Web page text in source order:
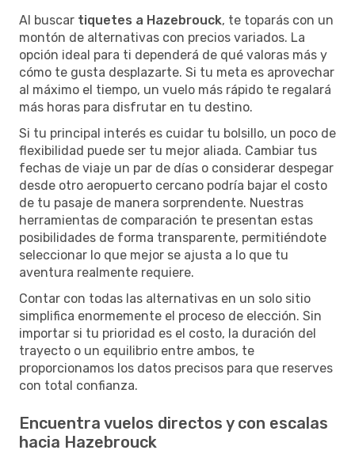
Al buscar tiquetes a Hazebrouck, te toparás con un
montón de alternativas con precios variados. La
opción ideal para ti dependerá de qué valoras más y
cómo te gusta desplazarte. Si tu meta es aprovechar
al máximo el tiempo, un vuelo más rápido te regalará
más horas para disfrutar en tu destino.
Si tu principal interés es cuidar tu bolsillo, un poco de
flexibilidad puede ser tu mejor aliada. Cambiar tus
fechas de viaje un par de días o considerar despegar
desde otro aeropuerto cercano podría bajar el costo
de tu pasaje de manera sorprendente. Nuestras
herramientas de comparación te presentan estas
posibilidades de forma transparente, permitiéndote
seleccionar lo que mejor se ajusta a lo que tu
aventura realmente requiere.
Contar con todas las alternativas en un solo sitio
simplifica enormemente el proceso de elección. Sin
importar si tu prioridad es el costo, la duración del
trayecto o un equilibrio entre ambos, te
proporcionamos los datos precisos para que reserves
con total confianza.
Encuentra vuelos directos y con escalas
hacia Hazebrouck